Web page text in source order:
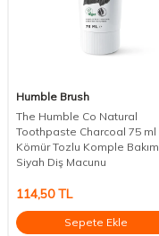
Humble Brush
The Humble Co Natural
Toothpaste Charcoal 75 ml
Kömür Tozlu Komple Bakım
Siyah Diş Macunu
114,50TL
Sepete Ekle